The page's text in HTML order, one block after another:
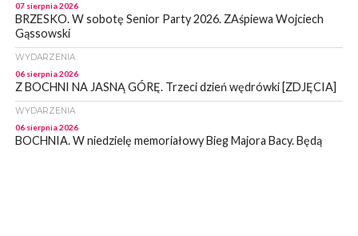
07 sierpnia 2026
BRZESKO. W sobotę Senior Party 2026. ZAśpiewa Wojciech
Gąssowski
WYDARZENIA
06 sierpnia 2026
Z BOCHNI NA JASNĄ GÓRĘ. Trzeci dzień wędrówki [ZDJĘCIA]
WYDARZENIA
06 sierpnia 2026
BOCHNIA. W niedzielę memoriałowy Bieg Majora Bacy. Będą